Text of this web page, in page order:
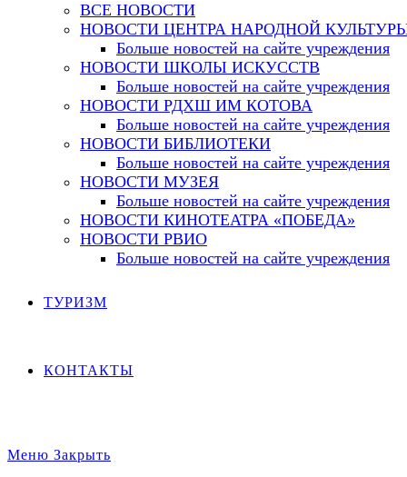
ВСЕ НОВОСТИ
НОВОСТИ ЦЕНТРА НАРОДНОЙ
Больше новостей на сайте учреждения
НОВОСТИ ШКОЛЫ ИСКУССТВ
Больше новостей на сайте учреждения
НОВОСТИ РДХШ ИМ КОТОВА
Больше новостей на сайте учреждения
НОВОСТИ БИБЛИОТЕКИ
Больше новостей на сайте учреждения
НОВОСТИ МУЗЕЯ
Больше новостей на сайте учреждения
НОВОСТИ КИНОТЕАТРА «ПОБЕДА»
НОВОСТИ РВИО
Больше новостей на сайте учреждения
ТУРИЗМ
КОНТАКТЫ
Меню Закрыть